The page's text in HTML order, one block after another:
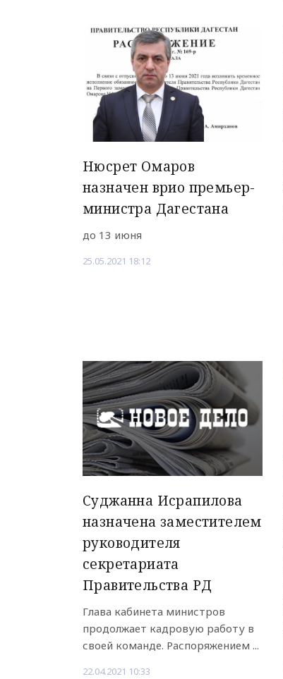
Нюсрет Омаров
назначен врио премьер-
министра Дагестана
до 13 июня
25.05.2021 18:12
Суджанна Исрапилова
назначена заместителем
руководителя
секретариата
Правительства РД
Глава кабинета министров
продолжает кадровую работу в
своей команде. Распоряжением ...
22.04.2021 10:33